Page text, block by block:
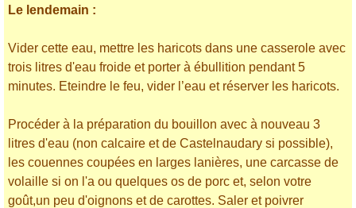
Le lendemain :
Vider cette eau, mettre les haricots dans une casserole avec
trois litres d'eau froide et porter à ébullition pendant 5
minutes. Eteindre le feu, vider l’eau et réserver les haricots.
Procéder à la préparation du bouillon avec à nouveau 3
litres d'eau (non calcaire et de Castelnaudary si possible),
les couennes coupées en larges lanières, une carcasse de
volaille si on l'a ou quelques os de porc et, selon votre
goût,un peu d'oignons et de carottes. Saler et poivrer